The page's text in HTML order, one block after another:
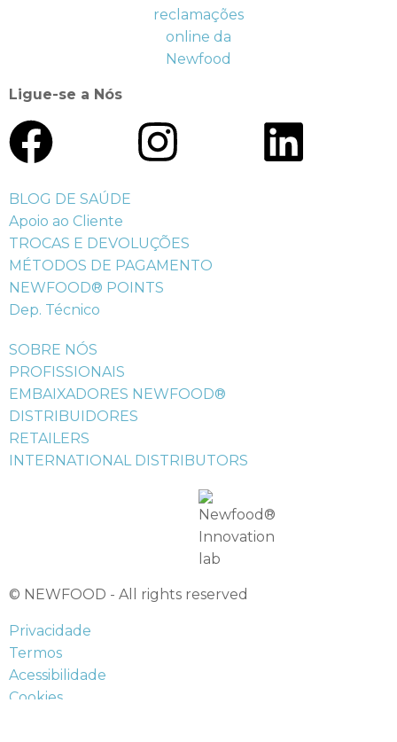
Ligue-se a Nós
BLOG DE SAÚDE
Apoio ao Cliente
TROCAS E DEVOLUÇÕES
MÉTODOS DE PAGAMENTO
NEWFOOD® POINTS
Dep. Técnico
SOBRE NÓS
PROFISSIONAIS
EMBAIXADORES NEWFOOD®
DISTRIBUIDORES
RETAILERS
INTERNATIONAL DISTRIBUTORS
© NEWFOOD - All rights reserved
Privacidade
Termos
Acessibilidade
Cookies